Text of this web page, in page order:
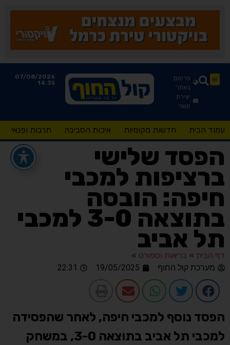
פרסום
באתר
יצירת
קשר
07/08/2026
14:35
עמוד הבית חדשות מקומיות איכות הסביבה תרבות ופנאי
הפסד שלישי
ברציפות למכבי
חיפה: הובסה
בתוצאה 3-0 למכבי
תל אביב
דף הבית » בריאות וספורט »
מערכת קול החוף
19/05/2025
22:31
הפסד נוסף למכבי חיפה, לאחר שהפסידה
למכבי תל אביב בתוצאה 3-0, במשחק